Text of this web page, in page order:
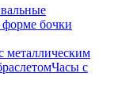
бочки
металлическим
Часы с